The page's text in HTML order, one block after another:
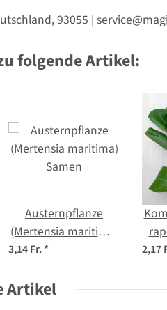
93055 |
folgende Artikel:
Austernpflanze
(Mertensia maritima)
Samen
3,14 Fr.* 2,17
Artikel